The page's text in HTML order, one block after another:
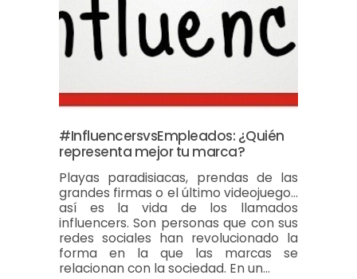
#InfluencersvsEmpleados: ¿Quién
representa mejor tu marca?
Playas paradisiacas, prendas de las
grandes firmas o el último videojuego…
así es la vida de los llamados
influencers. Son personas que con sus
redes sociales han revolucionado la
forma en la que las marcas se
relacionan con la sociedad. En un…